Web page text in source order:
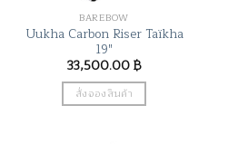
BAREBOW
Uukha Carbon Riser Taïkha
19″
33,500.00฿
สั่งจองสินค้า